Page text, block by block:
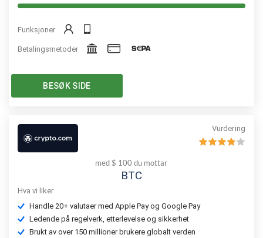
Funksjoner
Betalingsmetoder
BESØK SIDE
Vurdering
med $ 100 du mottar
BTC
Hva vi liker
Handle 20+ valutaer med Apple Pay og Google Pay
Ledende på regelverk, etterlevelse og sikkerhet
Brukt av over 150 millioner brukere globalt verden